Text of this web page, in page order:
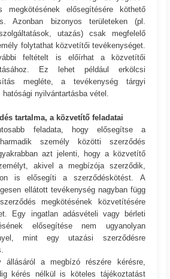
megkötésének elősegítésére köthető
Azonban bizonyos területeken (pl.
utazás) csak megfelelő
folytathat közvetítői tevékenységet.
feltételt is előírhat a közvetítői
Ez lehet például erkölcsi
megléte, a tevékenység tárgyi
nyilvántartásba vétel.
tartalma, a közvetítő feladatai
feladata, hogy elősegítse a
személy közötti szerződés
azt jelenti, hogy a közvetítő
akivel a megbízója szerződik,
is elősegíti a szerződéskötést. A
ellátott tevékenység nagyban függ
megkötésének közvetítésére
Egy ingatlan adásvételi vagy bérleti
elősegítése nem ugyanolyan
mint egy utazási szerződésre
a megbízó részére kérésre,
kérés nélkül is köteles tájékoztatást